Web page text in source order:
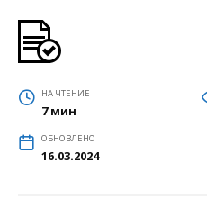
НА ЧТЕНИЕ
7 мин
ОБНОВЛЕНО
16.03.2024